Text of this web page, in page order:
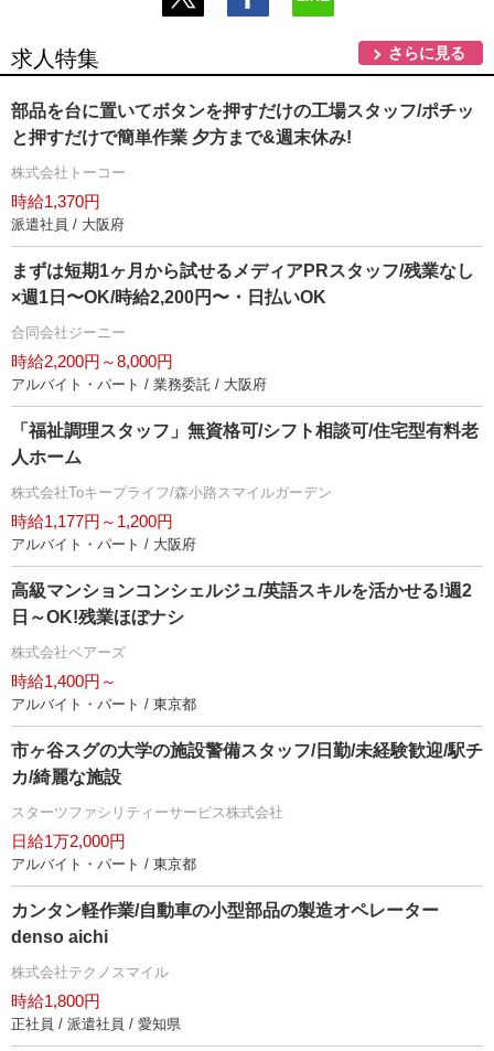
求人特集 さらに見る
部品を台に置いてボタンを押すだけの工場スタッフ/ポチッ
と押すだけで簡単作業 夕方まで&週末休み!
株式会社トーコー
時給1,370円
派遣社員 / 大阪府
まずは短期1ヶ月から試せるメディアPRスタッフ/残業なし
×週1日〜OK/時給2,200円〜・日払いOK
合同会社ジーニー
時給2,200円～8,000円
アルバイト・パート / 業務委託 / 大阪府
「福祉調理スタッフ」無資格可/シフト相談可/住宅型有料老
人ホーム
株式会社Toキープライフ/森小路スマイルガーデン
時給1,177円～1,200円
アルバイト・パート / 大阪府
高級マンションコンシェルジュ/英語スキルを活かせる!週2
日～OK!残業ほぼナシ
株式会社ベアーズ
時給1,400円～
アルバイト・パート / 東京都
市ヶ谷スグの大学の施設警備スタッフ/日勤/未経験歓迎/駅チ
カ/綺麗な施設
スターツファシリティーサービス株式会社
日給1万2,000円
アルバイト・パート / 東京都
カンタン軽作業/自動車の小型部品の製造オペレーター
denso aichi
株式会社テクノスマイル
時給1,800円
正社員 / 派遣社員 / 愛知県